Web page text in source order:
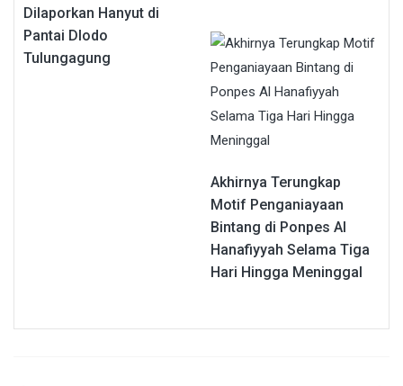
Dilaporkan Hanyut di
Pantai Dlodo
Tulungagung
Akhirnya Terungkap
Motif Penganiayaan
Bintang di Ponpes Al
Hanafiyyah Selama Tiga
Hari Hingga Meninggal